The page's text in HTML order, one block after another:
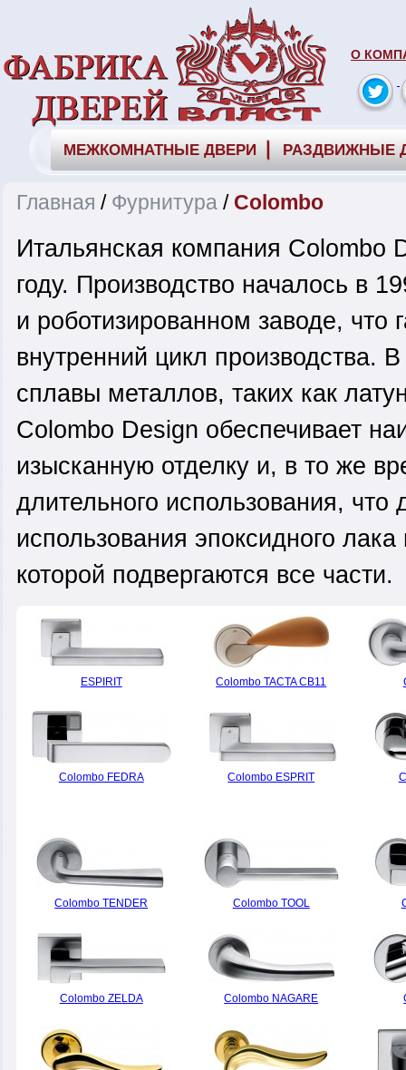
О
МЕЖКОМНАТНЫЕ ДВЕРИ РАЗДВИЖНЫЕ
Главная / Фурнитура / Colombo
Итальянская компания Colombo
году. Производство началось в
и роботизированном заводе, что
внутренний цикл производства.
сплавы металлов, таких как
Colombo Design обеспечивает
изысканную отделку и, в то же
длительного использования, что
использования эпоксидного
которой подвергаются все части.
ESPIRIT Colombo TACTA CB11
Colombo FEDRA Colombo ESPRIT
Colombo TENDER Colombo TOOL
Colombo ZELDA Colombo NAGARE